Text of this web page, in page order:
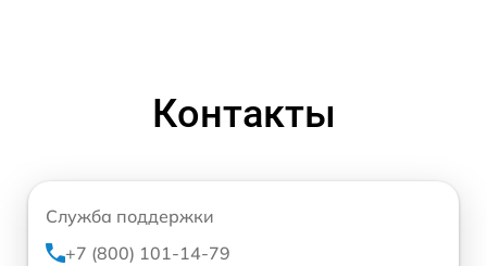
Контакты
Служба поддержки
+7 (800) 101-14-79